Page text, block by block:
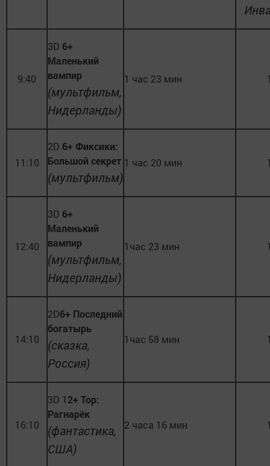
9:40
3D 6+
Маленький
вампир
(мультфильм,
Нидерланды)
1 час 23 мин
11:10
2D 6+ Фиксики:
Большой секрет
(мультфильм)
1 час 20 мин
12:40
3D 6+
Маленький
вампир
(мультфильм,
Нидерланды)
1час 23 мин
14:10
2D6+ Последний
богатырь
(сказка,
Россия)
1час 58 мин
16:10
3D 1 2+ Тор:
Рагнарёк
(фантастика,
США)
2 часа 16 мин